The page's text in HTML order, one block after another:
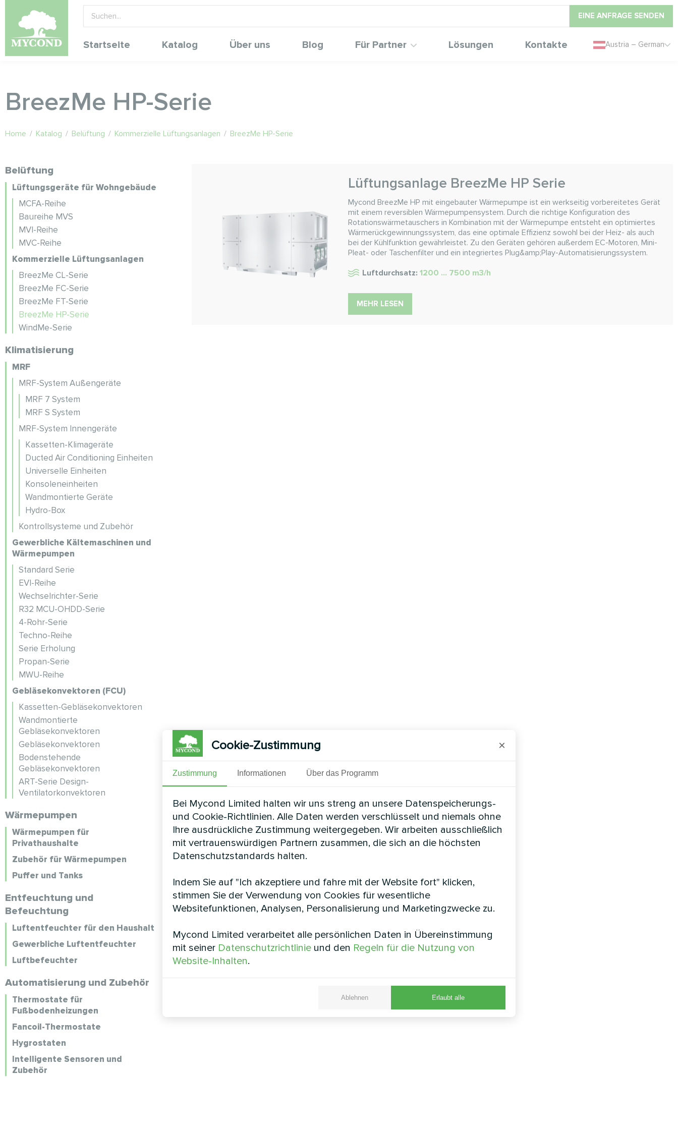
EINE ANFRAGE SENDEN
Startseite Katalog Über uns Blog Für Partner Lösungen Kontakte Austria – German
BreezMe HP-Serie
Home / Katalog / Belüftung / Kommerzielle Lüftungsanlagen / BreezMe HP-Serie
Belüftung
Lüftungsgeräte für Wohngebäude
MCFA-Reihe
Baureihe MVS
MVI-Reihe
MVC-Reihe
Kommerzielle Lüftungsanlagen
BreezMe CL-Serie
BreezMe FC-Serie
BreezMe FT-Serie
BreezMe HP-Serie
WindMe-Serie
Klimatisierung
MRF
MRF-System Außengeräte
MRF 7 System
MRF S System
MRF-System Innengeräte
Kassetten-Klimageräte
Ducted Air Conditioning Einheiten
Universelle Einheiten
Konsoleneinheiten
Wandmontierte Geräte
Hydro-Box
Kontrollsysteme und Zubehör
Gewerbliche Kältemaschinen und
Wärmepumpen
Standard Serie
EVI-Reihe
Wechselrichter-Serie
R32 MCU-OHDD-Serie
4-Rohr-Serie
Techno-Reihe
Serie Erholung
Propan-Serie
MWU-Reihe
Gebläsekonvektoren (FCU)
Kassetten-Gebläsekonvektoren
Wandmontierte
Gebläsekonvektoren
Gebläsekonvektoren
Bodenstehende
Gebläsekonvektoren
ART-Serie Design-
Ventilatorkonvektoren
Wärmepumpen
Wärmepumpen für
Privathaushalte
Zubehör für Wärmepumpen
Puffer und Tanks
Entfeuchtung und
Befeuchtung
Luftentfeuchter für den Haushalt
Gewerbliche Luftentfeuchter
Luftbefeuchter
Automatisierung und Zubehör
Thermostate für
Fußbodenheizungen
Fancoil-Thermostate
Hygrostaten
Intelligente Sensoren und
Zubehör
Lüftungsanlage BreezMe HP Serie
Mycond BreezMe HP mit eingebauter Wärmepumpe ist ein werkseitig vorbereitetes Gerät
mit einem reversiblen Wärmepumpensystem. Durch die richtige Konfiguration des
Rotationswärmetauschers in Kombination mit der Wärmepumpe entsteht ein optimiertes
Wärmerückgewinnungssystem, das eine optimale Effizienz sowohl bei der Heiz- als auch
bei der Kühlfunktion gewährleistet. Zu den Geräten gehören außerdem EC-Motoren, Mini-
Pleat- oder Taschenfilter und ein integriertes Plug&amp;Play-Automatisierungssystem.
Luftdurchsatz: 1200 ... 7500 m3/h
MEHR LESEN
Cookie-Zustimmung ×
Zustimmung Informationen Über das Programm
Bei Mycond Limited halten wir uns streng an unsere Datenspeicherungs-
und Cookie-Richtlinien. Alle Daten werden verschlüsselt und niemals ohne
Ihre ausdrückliche Zustimmung weitergegeben. Wir arbeiten ausschließlich
mit vertrauenswürdigen Partnern zusammen, die sich an die höchsten
Datenschutzstandards halten.
Indem Sie auf "Ich akzeptiere und fahre mit der Website fort" klicken,
stimmen Sie der Verwendung von Cookies für wesentliche
Websitefunktionen, Analysen, Personalisierung und Marketingzwecke zu.
Mycond Limited verarbeitet alle persönlichen Daten in Übereinstimmung
mit seiner Datenschutzrichtlinie und den Regeln für die Nutzung von
Website-Inhalten.
Ablehnen Erlaubt alle